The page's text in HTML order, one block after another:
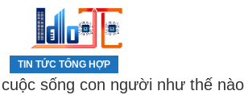
TIN TỨC TỔNG HỢP
sống con người như thế nào